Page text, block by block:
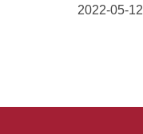
2022-05-12